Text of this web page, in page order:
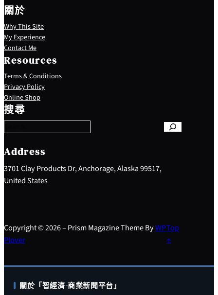
關於
Why This Site
My Experience
Contact Me
Resources
Terms & Conditions
Privacy Policy
Online Shop
搜尋
S
e
a
c
h
Address
3701 Clay Products Dr, Anchorage, Alaska 99517,
United States
Copyright © 2026 – Prism Magazine Theme ByWP
Plover
Top
↑
關於「智經濟-商業新聞平台」